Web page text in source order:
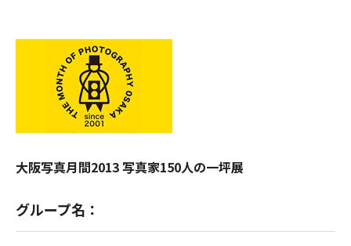
大阪写真月間2013 写真家150人の一坪展
グループ名：